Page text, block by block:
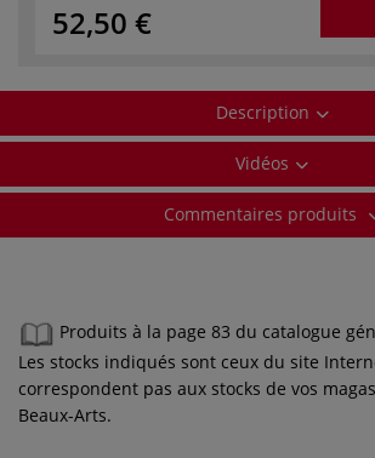
52,50 €
Description
Vidéos
Commentaires produits
Produits à la page 83 du catalogue
Les stocks indiqués sont ceux du site
correspondent pas aux stocks de vos
Beaux-Arts.